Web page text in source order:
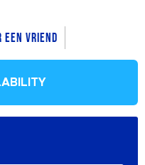
een vriend